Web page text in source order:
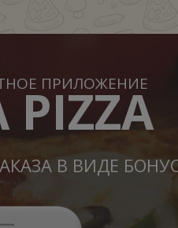
ПРИЛОЖЕНИЕ
PIZZA
В ВИДЕ